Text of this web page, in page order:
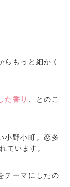
らもっと細かく
た香り
、とのこ
小野小町。恋多
ています。
テーマにしたの